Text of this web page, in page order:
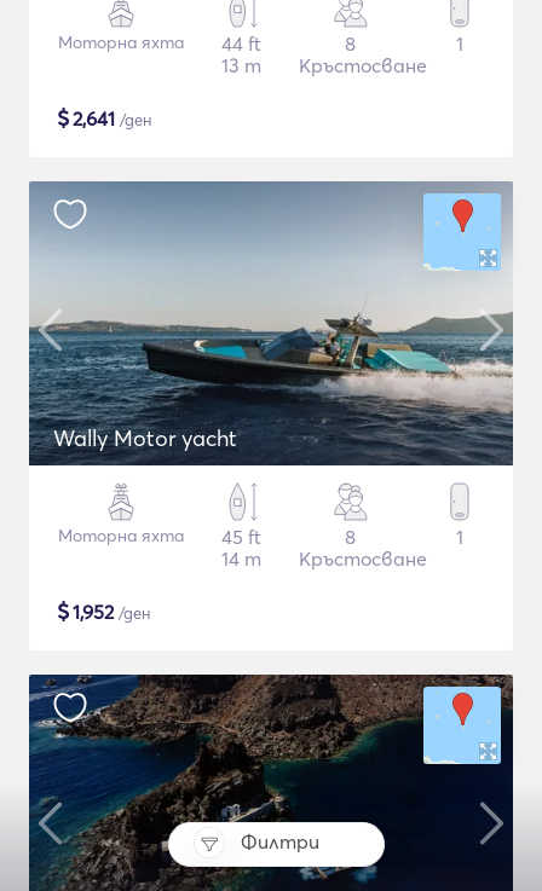
Филтри
Моторна яхта
44 ft
13 m
8
Кръстосване
1
$2,641 /ден
Wally Motor yacht
Моторна яхта
45 ft
14 m
8
Кръстосване
1
$1,952/ден